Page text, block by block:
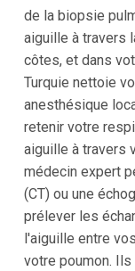
de la biopsie
aiguille à travers
côtes, et dans
Turquie nettoie
anesthésique
retenir votre
aiguille à travers
médecin expert
(CT) ou une
prélever les
l'aiguille entre
votre poumon.